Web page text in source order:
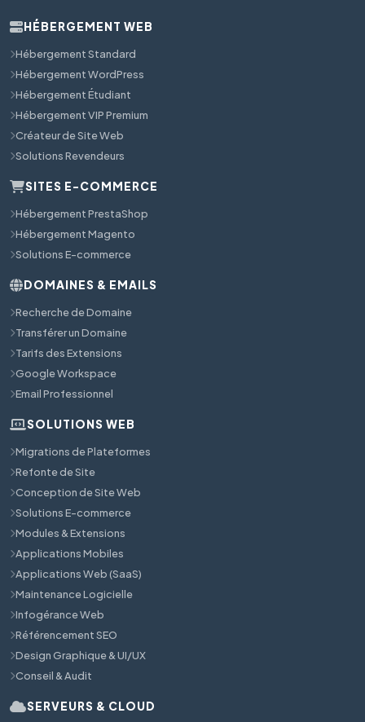
HÉBERGEMENT WEB
Hébergement Standard
Hébergement WordPress
Hébergement Étudiant
Hébergement VIP Premium
Créateur de Site Web
Solutions Revendeurs
SITES E-COMMERCE
Hébergement PrestaShop
Hébergement Magento
Solutions E-commerce
DOMAINES & EMAILS
Recherche de Domaine
Transférer un Domaine
Tarifs des Extensions
Google Workspace
Email Professionnel
SOLUTIONS WEB
Migrations de Plateformes
Refonte de Site
Conception de Site Web
Solutions E-commerce
Modules & Extensions
Applications Mobiles
Applications Web (SaaS)
Maintenance Logicielle
Infogérance Web
Référencement SEO
Design Graphique & UI/UX
Conseil & Audit
SERVEURS & CLOUD